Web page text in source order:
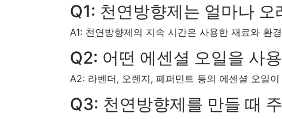
Q1: 천연방향제는 얼마나 오
A1: 천연방향제의 지속 시간은 사용한 재료와 환
Q2: 어떤 에센셜 오일을 사
A2: 라벤더, 오렌지, 페퍼민트 등의 에센셜 오일
Q3: 천연방향제를 만들 때